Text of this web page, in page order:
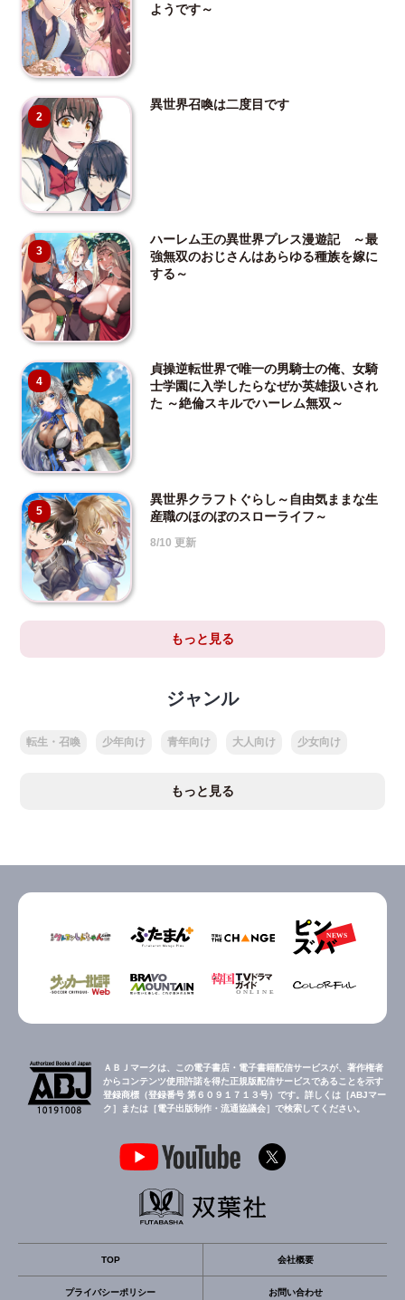
ようです～
2
異世界召喚は二度目です
3
ハーレム王の異世界プレス漫遊記 ～最
強無双のおじさんはあらゆる種族を嫁に
する～
4
貞操逆転世界で唯一の男騎士の俺、女騎
士学園に入学したらなぜか英雄扱いされ
た ～絶倫スキルでハーレム無双～
5
異世界クラフトぐらし～自由気ままな生
産職のほのぼのスローライフ～
8/10 更新
もっと見る
ジャンル
転生・召喚 少年向け 青年向け 大人向け 少女向け
もっと見る
ＡＢＪマークは、この電子書店・電子書籍配信サービスが、著作権者
からコンテンツ使用許諾を得た正規版配信サービスであることを示す
登録商標（登録番号 第６０９１７１３号）です。詳しくは［ABJマー
ク］または［電子出版制作・流通協議会］で検索してください。
TOP 会社概要
プライバシーポリシー お問い合わせ